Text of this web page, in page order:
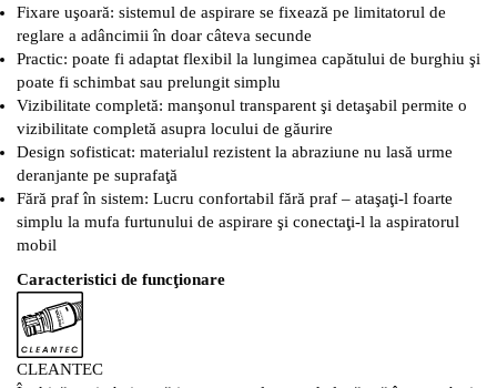
Fixare uşoară: sistemul de aspirare se fixează pe limitatorul de
reglare a adâncimii în doar câteva secunde
Practic: poate fi adaptat flexibil la lungimea capătului de burghiu şi
poate fi schimbat sau prelungit simplu
Vizibilitate completă: manşonul transparent şi detaşabil permite o
vizibilitate completă asupra locului de găurire
Design sofisticat: materialul rezistent la abraziune nu lasă urme
deranjante pe suprafaţă
Fără praf în sistem: Lucru confortabil fără praf – ataşaţi-l foarte
simplu la mufa furtunului de aspirare şi conectaţi-l la aspiratorul
mobil
Caracteristici de funcţionare
CLEANTEC